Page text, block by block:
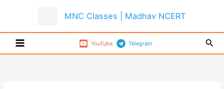
MNC Classes | Madhav NCERT
YouTube Telegram